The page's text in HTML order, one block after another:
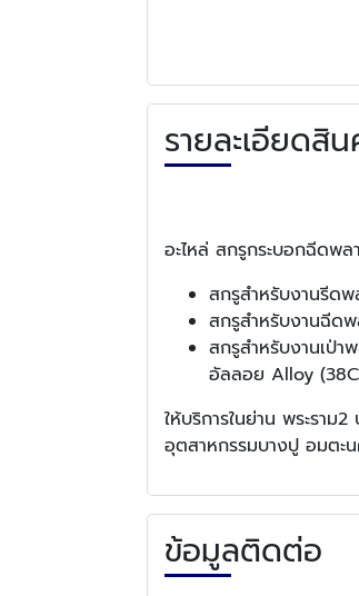
รายละเอียดสิน
อะไหล่ สกรูกระบอกฉีดพ
สกรูสำหรับงานรีด
สกรูสำหรับงานฉีด
สกรูสำหรับงานเป่
อัลลอย Alloy
ให้บริการในย่าน พระรา
อุตสาหกรรมบางปู อมตะ
ข้อมูลติดต่อ